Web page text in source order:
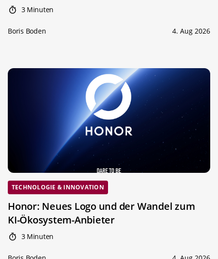
3 Minuten
Boris Boden 4. Aug 2026
TECHNOLOGIE & INNOVATION
Honor: Neues Logo und der Wandel zum
KI-Ökosystem-Anbieter
3 Minuten